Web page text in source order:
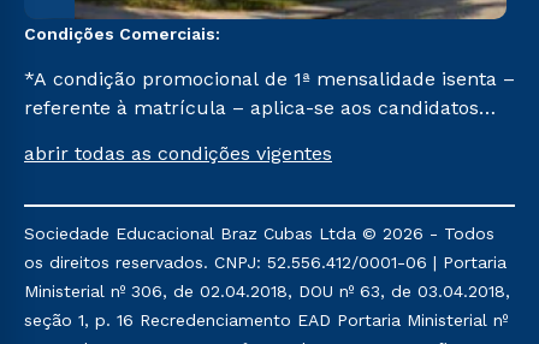
Condições Comerciais:
*A condição promocional de 1ª mensalidade isenta –
referente à matrícula – aplica-se aos candidatos
na prova on-line ou agendada, que ofertam bolsas
semestre de 2023, que ainda não tenham efetivado
e/ou não tenham cancelado ou trancado sua
matrícula em uma das Instituições da Cruzeiro do
Sul Educacional, no período de um ano. Tais
condições não se aplicam aos cursos de Medicina, e
abrir todas as condições vigentes
Sociedade Educacional Braz Cubas Ltda © 2026 - Todos
os direitos reservados. CNPJ: 52.556.412/0001-06 | Portaria
Ministerial nº 306, de 02.04.2018, DOU nº 63, de 03.04.2018,
seção 1, p. 16 Recredenciamento EAD Portaria Ministerial nº